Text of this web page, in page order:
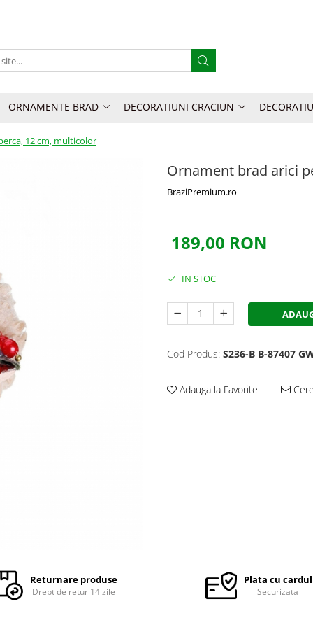
ORNAMENTE BRAD DECORATIUNI CRACIUN
12 cm, multicolor
Ornament brad arici
BraziPremium.ro
189,00 RON
IN STOC
Cod Produs: S236-B B-87407
Adauga la Favorite
Returnare produse
Drept de retur 14 zile
Plata cu cardul
Securizata